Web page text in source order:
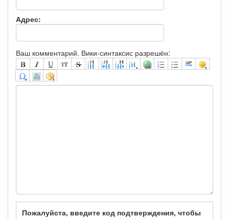
Адрес:
Ваш комментарий. Вики-синтаксис разрешён:
Пожалуйста, введите код подтверждения, чтобы